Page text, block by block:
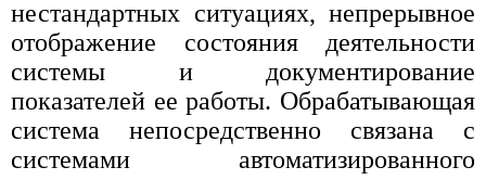
нестандартных ситуациях, непрерывное
отображение состояния деятельности
системы и документирование
показателей ее работы. Обрабатывающая
система непосредственно связана с
системами автоматизированного